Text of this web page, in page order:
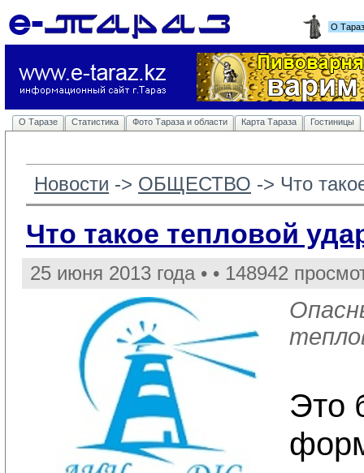
О
О Таразе Статистика Фото Тараза и области Карта Тараза Гостиницы
Новости -> ОБЩЕСТВО -> Что
Что такое тепловой
25 июня 2013 года • • 148942
Это